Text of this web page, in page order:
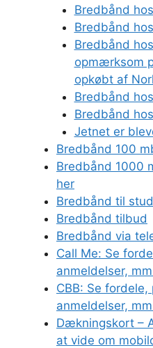
Bredbånd
Bredbånd
Bredbånd
opmærksom
opkøbt af
Bredbånd
Bredbånd
Jetnet er
Bredbånd 100
Bredbånd 1000
her
Bredbånd til
Bredbånd tilbud
Bredbånd via
Call Me: Se
anmeldelser,
CBB: Se
anmeldelser,
Dækningskort –
at vide om